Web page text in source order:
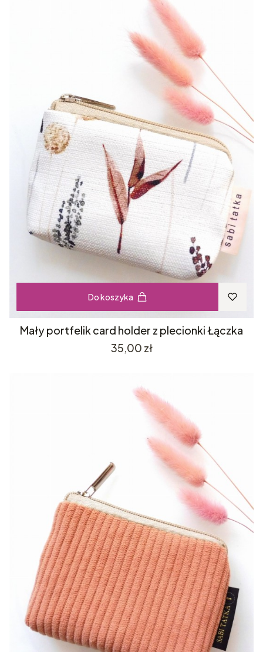
Do koszyka
Mały portfelik card holder z plecionki Łączka
Cena
35,00 zł